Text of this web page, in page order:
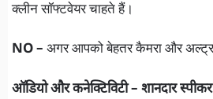
क्लीन सॉफ्टवेयर चाहते हैं।
NO – अगर आपको बेहतर कैमरा और
ऑडियो और कनेक्टिविटी – शानदार